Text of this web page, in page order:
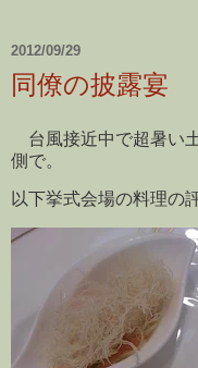
2012/09/29
同僚の披露宴
台風接近中で超暑い
側で。
以下挙式会場の料理の